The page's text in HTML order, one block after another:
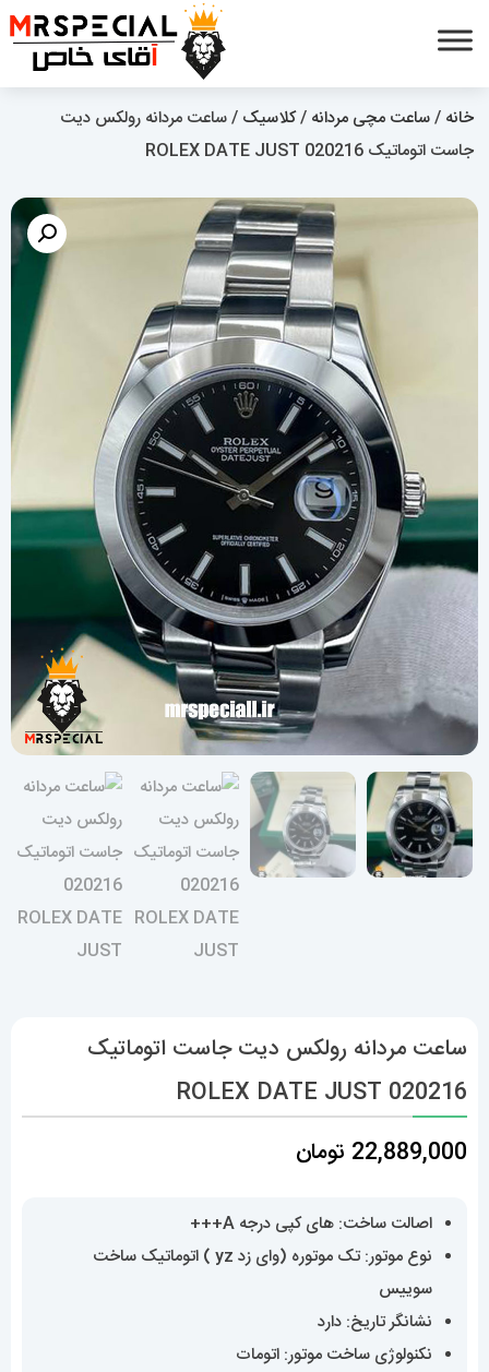
خانه /ساعت مچی مردانه /کلاسیک / ساعت مردانه رولکس دیت
جاست اتوماتیک 020216 ROLEX DATE JUST
ساعت مردانه رولکس دیت جاست اتوماتیک
020216 ROLEX DATE JUST
22,889,000 تومان
اصالت ساخت: های کپی درجه A+++
نوع موتور: تک موتوره (وای زد yz ) اتوماتیک ساخت
سوییس
نشانگر تاریخ: دارد
نکنولوژی ساخت موتور: اتومات